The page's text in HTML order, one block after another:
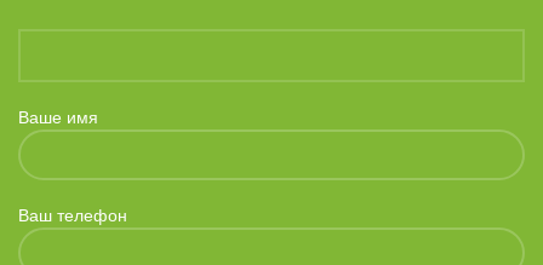
Ваше имя
Ваш телефон